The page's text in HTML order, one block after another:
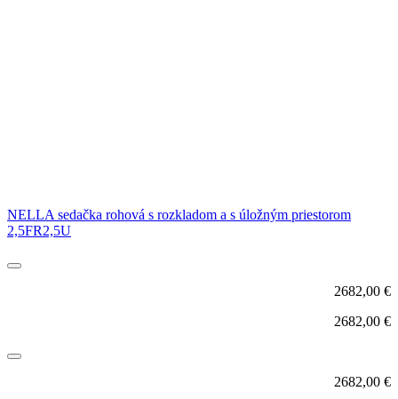
NELLA sedačka rohová s rozkladom a s úložným priestorom
2,5FR2,5U
2682,00 €
2682,00 €
2682,00 €